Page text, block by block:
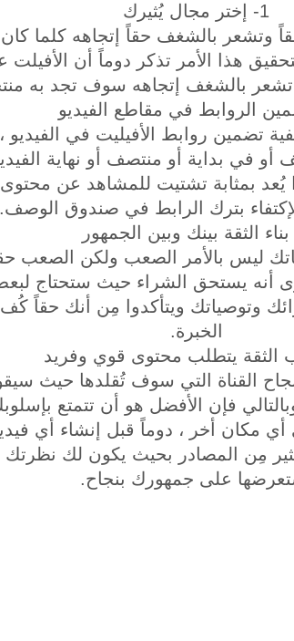
1- إختر مجال يُثيرك
وتشعر بالشغف حقاً إتجاهه كلما
هذا الأمر تذكر دوماً أن
تشعر بالشغف إتجاهه سوف تجد به
تضمين روابط الأفيليت في الفيديو
في بداية أو منتصف أو نهاية
يُعد بمثابة تشتيت للمشاهد عن
بترك الرابط في صندوق الوصف.
ليس بالأمر الصعب ولكن الصعب
أنه يستحق الشراء حيث ستحتاج
وتوصياتك ويتأكدوا مِن أنك حقاً
الخبرة.
نجاح القناة التي سوف تُقلدها حيث
فإن الأفضل هو أن تتمتع
مكان أخر ، دوماً قبل إنشاء أي
مِن المصادر بحيث يكون لك نظرتك
على جمهورك بنجاح.